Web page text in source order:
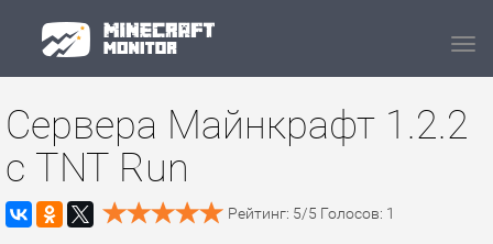
Сервера Майнкрафт 1.2.2
с TNT Run
Рейтинг: 5/5 Голосов: 1